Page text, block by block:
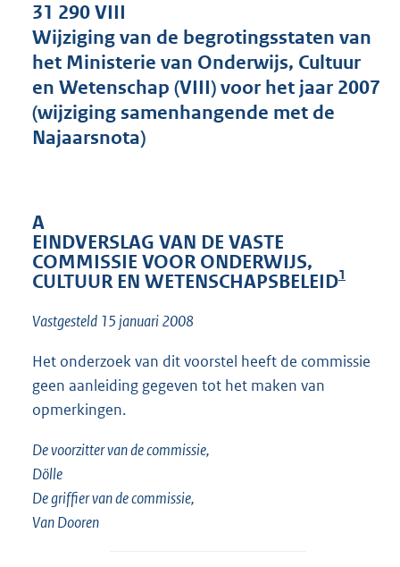
s
g
o
o
b
e
k
31 290 VIII
Wijziging van de begrotingsstaten van
het Ministerie van Onderwijs, Cultuur
en Wetenschap (VIII) voor het jaar 2007
(wijziging samenhangende met de
Najaarsnota)
A
EINDVERSLAG VAN DE VASTE
COMMISSIE VOOR ONDERWIJS,
CULTUUR EN WETENSCHAPSBELEID1
Vastgesteld 15 januari 2008
Het onderzoek van dit voorstel heeft de commissie
geen aanleiding gegeven tot het maken van
opmerkingen.
De voorzitter van de commissie,
Dölle
De griffier van de commissie,
Van Dooren